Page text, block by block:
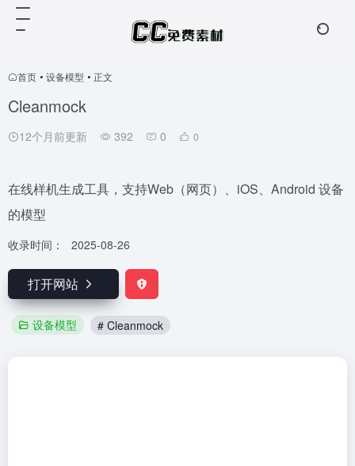
首页 • 设备模型 • 正文
Cleanmock
12个月前更新 392 0 0
在线样机生成工具，支持Web（网页）、iOS、Android 设备
的模型
收录时间： 2025-08-26
打开网站
设备模型 # Cleanmock